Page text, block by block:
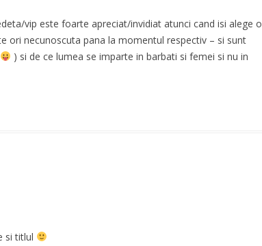
vip este foarte apreciat/invidiat atunci cand isi alege o
ori necunoscuta pana la momentul respectiv – si sunt
) si de ce lumea se imparte in barbati si femei si nu in
si titlul